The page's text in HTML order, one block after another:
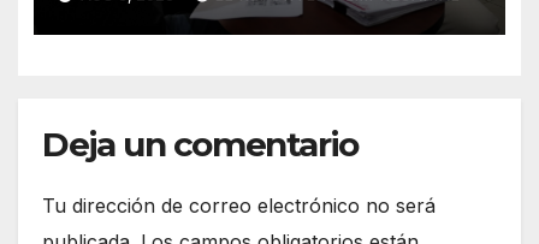
Deja un comentario
Tu dirección de correo electrónico no será